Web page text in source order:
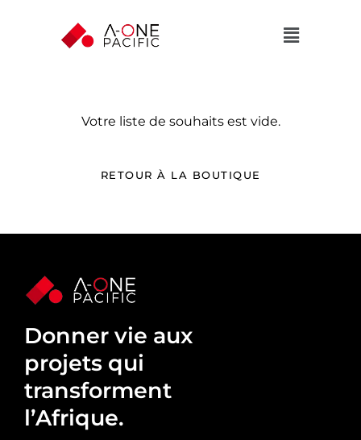
Votre liste de souhaits est vide.
RETOUR À LA BOUTIQUE
Donner vie aux
projets qui
transforment
l’Afrique.